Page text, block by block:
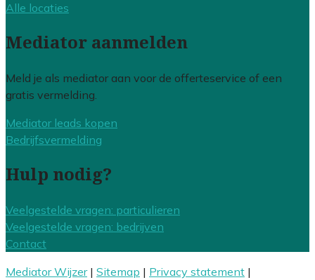
Alle locaties
Mediator aanmelden
Meld je als mediator aan voor de offerteservice of een
gratis vermelding.
Mediator leads kopen
Bedrijfsvermelding
Hulp nodig?
Veelgestelde vragen: particulieren
Veelgestelde vragen: bedrijven
Contact
Mediator Wijzer| Sitemap | Privacy statement |